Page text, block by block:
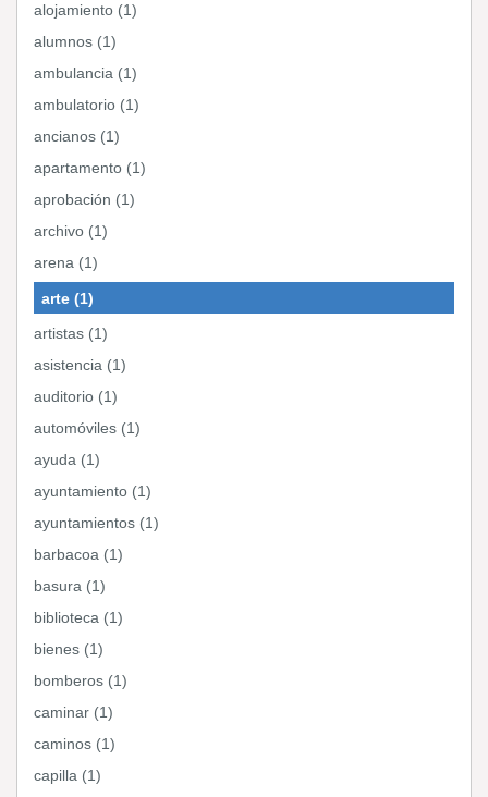
alojamiento (1)
alumnos (1)
ambulancia (1)
ambulatorio (1)
ancianos (1)
apartamento (1)
aprobación (1)
archivo (1)
arena (1)
arte (1)
artistas (1)
asistencia (1)
auditorio (1)
automóviles (1)
ayuda (1)
ayuntamiento (1)
ayuntamientos (1)
barbacoa (1)
basura (1)
biblioteca (1)
bienes (1)
bomberos (1)
caminar (1)
caminos (1)
capilla (1)